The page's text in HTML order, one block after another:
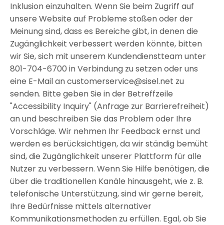
Inklusion einzuhalten. Wenn Sie beim Zugriff auf
unsere Website auf Probleme stoßen oder der
Meinung sind, dass es Bereiche gibt, in denen die
Zugänglichkeit verbessert werden könnte, bitten
wir Sie, sich mit unserem Kundendienstteam unter
801-704-6700 in Verbindung zu setzen oder uns
eine E-Mail ancustomerservice@sisel.net zu
senden. Bitte geben Sie in der Betreffzeile
"Accessibility Inquiry" (Anfrage zur Barrierefreiheit)
an und beschreiben Sie das Problem oder Ihre
Vorschläge. Wir nehmen Ihr Feedback ernst und
werden es berücksichtigen, da wir ständig bemüht
sind, die Zugänglichkeit unserer Plattform für alle
Nutzer zu verbessern. Wenn Sie Hilfe benötigen, die
über die traditionellen Kanäle hinausgeht, wie z. B.
telefonische Unterstützung, sind wir gerne bereit,
Ihre Bedürfnisse mittels alternativer
Kommunikationsmethoden zu erfüllen. Egal, ob Sie